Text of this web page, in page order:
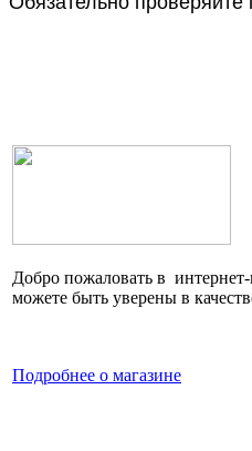
Добро пожаловать в
можете быть уверены в
Подробнее о магазине